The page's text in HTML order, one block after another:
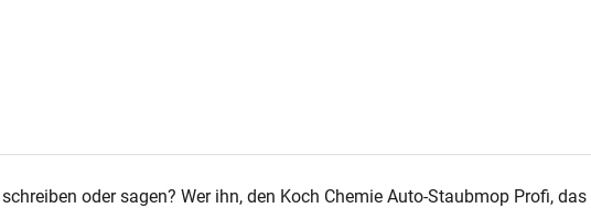
oder sagen? Wer ihn, den Koch Chemie Auto-Staubmop Profi,